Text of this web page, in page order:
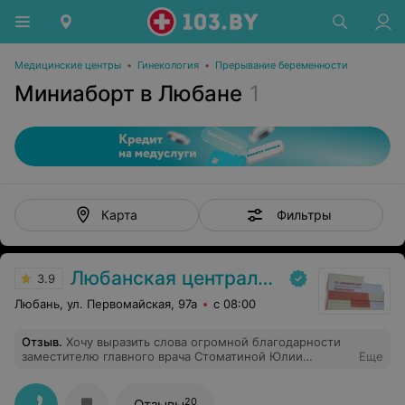
Медицинские центры • Гинекология • Прерывание беременности
Миниаборт в Любане 1
Карта Фильтры
3.9 Любанская центральная районная больница
Любань, ул. Первомайская, 97а с 08:00
Отзыв. Хочу выразить слова огромной благодарности
заместителю главного врача Стоматиной Юлии
теплоту, добросовестное исполнение своих
служебных обязанностей, чуткое и доброжелательное
Еще
20